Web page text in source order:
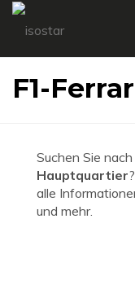
F1-
Suchen Sie
Hauptquartier
alle
und mehr.